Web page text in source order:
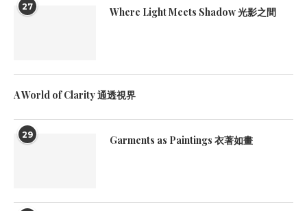
27 Where Light Meets Shadow 光影之間
A World of Clarity 通透視界
29 Garments as Paintings 衣著如畫